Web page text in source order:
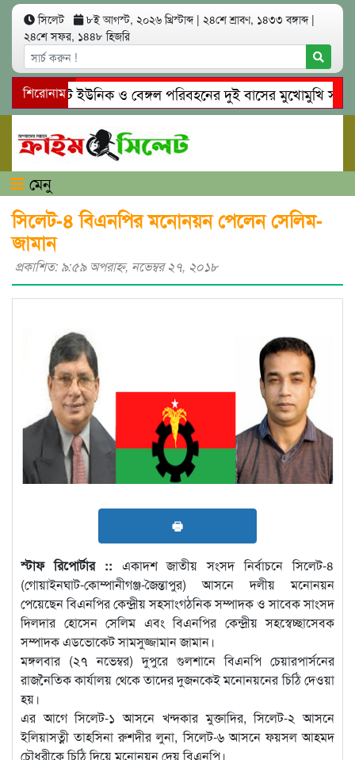
সিলেট ৮ই আগস্ট, ২০২৬ খ্রিস্টাব্দ | ২৪শে শ্রাবণ, ১৪৩৩ বঙ্গাব্দ |
২৪শে সফর, ১৪৪৮ হিজরি
শিরোনাম
সিলেটে ইউনিক ও বেঙ্গল পরিবহনের দুই বাসের মুখোমুখি
গোয়াইনঘাটে প্রেমের ফাঁদে তরুণী পাচার: মাদকাসক্ত রিমালকে
মেনু
সিলেট-৪ বিএনপির মনোনয়ন পেলেন সেলিম-
জামান
প্রকাশিত: ৯:৫৯ অপরাহ্ণ, নভেম্বর ২৭, ২০১৮
🖶
স্টাফ রিপোর্টার :: একাদশ জাতীয় সংসদ নির্বাচনে সিলেট-৪
(গোয়াইনঘাট-কোম্পানীগঞ্জ-জৈন্তাপুর) আসনে দলীয় মনোনয়ন
পেয়েছেন বিএনপির কেন্দ্রীয় সহসাংগঠনিক সম্পাদক ও সাবেক সাংসদ
দিলদার হোসেন সেলিম এবং বিএনপির কেন্দ্রীয় সহস্বেচ্ছাসেবক
সম্পাদক এডভোকেট সামসুজ্জামান জামান।
মঙ্গলবার (২৭ নভেম্বর) দুপুরে গুলশানে বিএনপি চেয়ারপার্সনের
রাজনৈতিক কার্যালয় থেকে তাদের দুজনকেই মনোনয়নের চিঠি দেওয়া
হয়।
এর আগে সিলেট-১ আসনে খন্দকার মুক্তাদির, সিলেট-২ আসনে
ইলিয়াসত্নী তাহসিনা রুশদীর লুনা, সিলেট-৬ আসনে ফয়সল আহমদ
চৌধুরীকে চিঠি দিয়ে মনোনয়ন দেয় বিএনপি।